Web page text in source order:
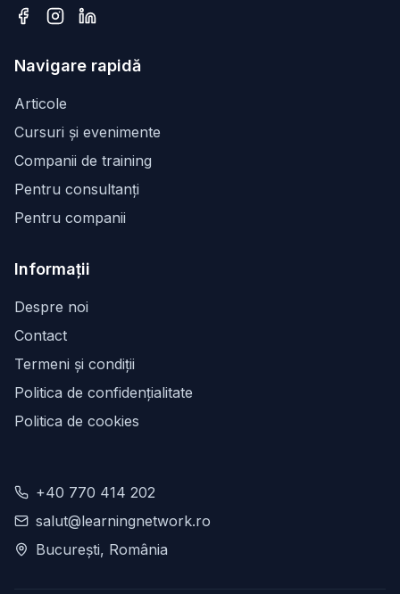
Navigare rapidă
Articole
Cursuri și evenimente
Companii de training
Pentru consultanți
Pentru companii
Informații
Despre noi
Contact
Termeni și condiții
Politica de confidențialitate
Politica de cookies
+40 770 414 202
salut@learningnetwork.ro
București, România